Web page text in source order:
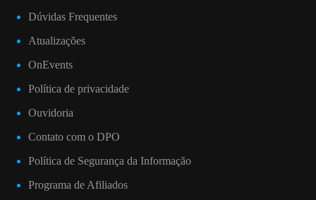
Dúvidas Frequentes
Atualizações
OnEvents
Política de privacidade
Ouvidoria
Contato com o DPO
Política de Segurança da Informação
Programa de Afiliados